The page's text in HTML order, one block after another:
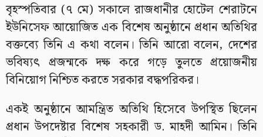
বৃহস্পতিবার (৭ মে) সকালে রাজধানীর হোটেল শেরাটনে
ইউনিসেফ আয়োজিত এক বিশেষ অনুষ্ঠানে প্রধান অতিথির
বক্তব্যে তিনি এ কথা বলেন। তিনি আরো বলেন, দেশের
ভবিষ্যৎ প্রজন্মকে দক্ষ করে গড়ে তুলতে প্রয়োজনীয়
বিনিয়োগ নিশ্চিত করতে সরকার বদ্ধপরিকর।
একই অনুষ্ঠানে আমন্ত্রিত অতিথি হিসেবে উপস্থিত ছিলেন
প্রধান উপদেষ্টার বিশেষ সহকারী ড. মাহদী আমিন। তিনি